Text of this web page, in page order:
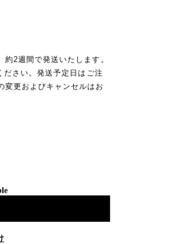
2週間で発送いたします。
ださい。発送予定日はご注
変更およびキャンセルはお